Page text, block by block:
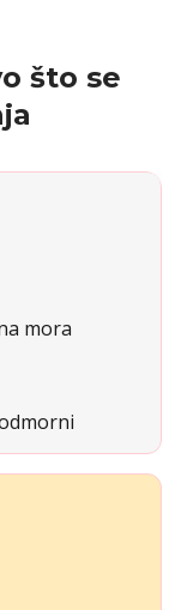
što se
mora